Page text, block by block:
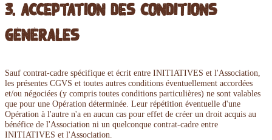
3. Acceptation des conditions
générales
Sauf contrat-cadre spécifique et écrit entre INITIATIVES et l'Association,
les présentes CGVS et toutes autres conditions éventuellement accordées
et/ou négociées (y compris toutes conditions particulières) ne sont valables
que pour une Opération déterminée. Leur répétition éventuelle d'une
Opération à l'autre n'a en aucun cas pour effet de créer un droit acquis au
bénéfice de l'Association ni un quelconque contrat-cadre entre
INITIATIVES et l'Association.